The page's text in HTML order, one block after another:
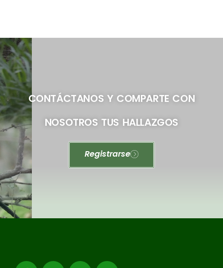
CONTÁCTANOS Y COMPARTE CON
NOSOTROS TUS HALLAZGOS
Registrarse